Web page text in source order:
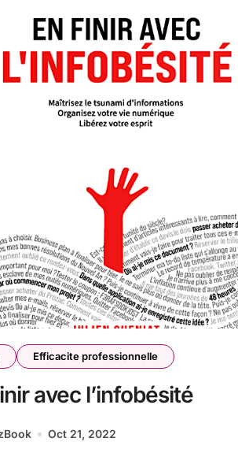
Efficacite professionnelle
avec l’infobésité
Oct 21, 2022